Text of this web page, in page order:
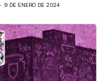
9 DE ENERO DE 2024